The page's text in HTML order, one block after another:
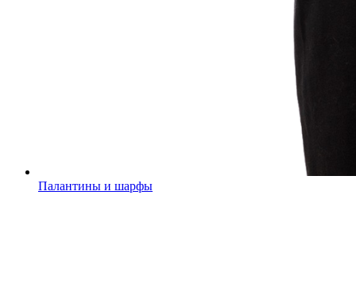
Палантины и шарфы